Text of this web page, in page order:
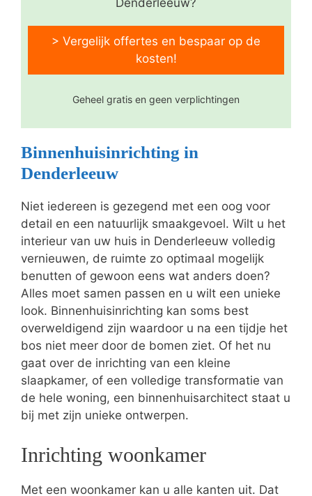
> Vergelijk offertes en bespaar op de
kosten!
Geheel gratis en geen verplichtingen
Binnenhuisinrichting in
Denderleeuw
Niet iedereen is gezegend met een oog voor
detail en een natuurlijk smaakgevoel. Wilt u het
interieur van uw huis in Denderleeuw volledig
vernieuwen, de ruimte zo optimaal mogelijk
benutten of gewoon eens wat anders doen?
Alles moet samen passen en u wilt een unieke
look. Binnenhuisinrichting kan soms best
overweldigend zijn waardoor u na een tijdje het
bos niet meer door de bomen ziet. Of het nu
gaat over de inrichting van een kleine
slaapkamer, of een volledige transformatie van
de hele woning, een binnenhuisarchitect staat u
bij met zijn unieke ontwerpen.
Inrichting woonkamer
Met een woonkamer kan u alle kanten uit. Dat